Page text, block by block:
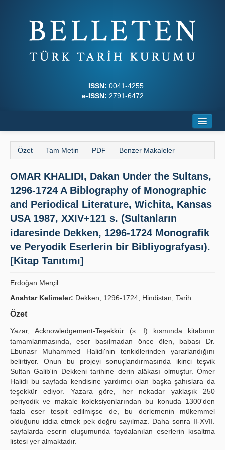
ISSN: 0041-4255
e-ISSN: 2791-6472
Hakkında
Dergi Kurulları
İlkeler
Yayın Politikaları
Kılavuzlar
Özet Tam Metin PDF Benzer Makaleler
OMAR KHALIDI, Dakan Under the Sultans,
1296-1724 A Biblography of Monographic
and Periodical Literature, Wichita, Kansas
USA 1987, XXIV+121 s. (Sultanların
idaresinde Dekken, 1296-1724 Monografik
ve Peryodik Eserlerin bir Bibliyografyası).
[Kitap Tanıtımı]
Erdoğan Merçil
Anahtar Kelimeler: Dekken, 1296-1724, Hindistan, Tarih
Özet
Yazar, Acknowledgement-Teşekkür (s. I) kısmında kitabının
tamamlanmasında, eser basılmadan önce ölen, babası Dr.
Ebunasr Muhammed Halidi'nin tenkidlerinden yararlandığını
belirtiyor. Onun bu projeyi sonuçlandırmasında ikinci teşvik
Sultan Galib'in Dekkeni tarihine derin alâkası olmuştur. Ömer
Halidi bu sayfada kendisine yardımcı olan başka şahıslara da
teşekkür ediyor. Yazara göre, her nekadar yaklaşık 250
periyodik ve makale koleksiyonlarından bu konuda 1300'den
fazla eser tespit edilmişse de, bu derlemenin mükemmel
olduğunu iddia etmek pek doğru sayılmaz. Daha sonra II-XVII.
sayfalarda eserin oluşumunda faydalanılan eserlerin kısaltma
listesi yer almaktadır.